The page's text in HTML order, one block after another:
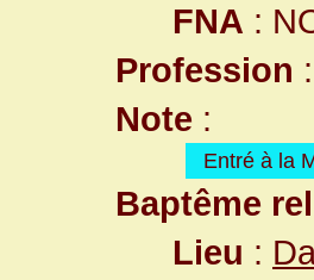
FNA :
Profession
Note :
Entré à la
Baptême
Lieu :